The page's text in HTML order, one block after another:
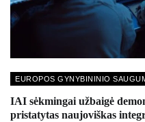
EUROPOS GYNYBININIO
IAI sėkmingai užbaigė
pristatytas naujoviškas